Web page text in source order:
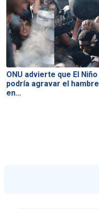
ONU advierte que El Niño
podría agravar el hambre
en…